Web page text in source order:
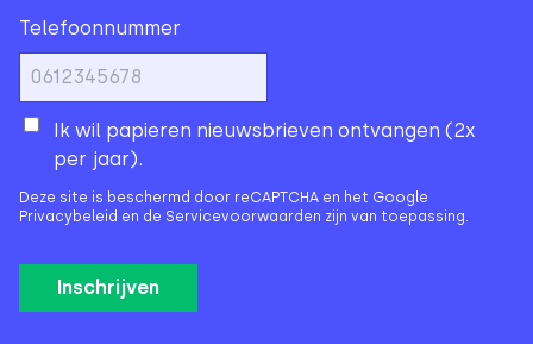
Telefoonnummer
Ik wil papieren nieuwsbrieven ontvangen (2x
per jaar).
Deze site is beschermd door reCAPTCHA en het Google
Privacybeleid en de Servicevoorwaarden zijn van toepassing.